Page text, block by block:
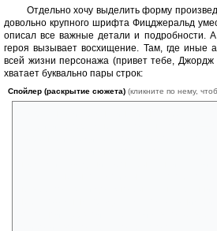
Отдельно хочу выделить форму
довольно крупного шрифта Фицджеральд
описал все важные детали и подробности. А
героя вызывает восхищение. Там, где иные
всей жизни персонажа (привет тебе,
хватает буквально пары строк:
Спойлер (раскрытие сюжета) (кликните по нему,